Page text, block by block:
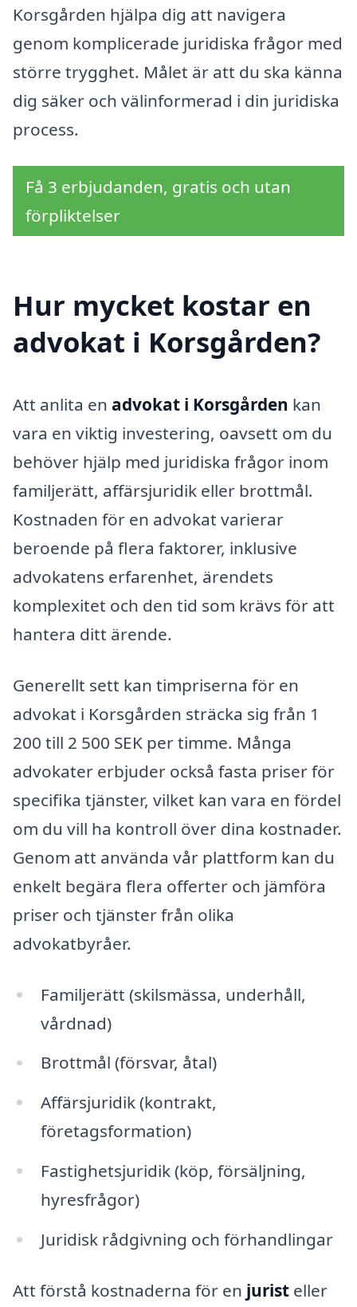
Korsgården hjälpa dig att navigera
genom komplicerade juridiska frågor med
större trygghet. Målet är att du ska känna
dig säker och välinformerad i din juridiska
process.
Få 3 erbjudanden, gratis och utan
förpliktelser
Hur mycket kostar en
advokat i Korsgården?
Att anlita en advokat i Korsgården kan
vara en viktig investering, oavsett om du
behöver hjälp med juridiska frågor inom
familjerätt, affärsjuridik eller brottmål.
Kostnaden för en advokat varierar
beroende på flera faktorer, inklusive
advokatens erfarenhet, ärendets
komplexitet och den tid som krävs för att
hantera ditt ärende.
Generellt sett kan timpriserna för en
advokat i Korsgården sträcka sig från 1
200 till 2 500 SEK per timme. Många
advokater erbjuder också fasta priser för
specifika tjänster, vilket kan vara en fördel
om du vill ha kontroll över dina kostnader.
Genom att använda vår plattform kan du
enkelt begära flera offerter och jämföra
priser och tjänster från olika
advokatbyråer.
Familjerätt (skilsmässa, underhåll,
vårdnad)
Brottmål (försvar, åtal)
Affärsjuridik (kontrakt,
företagsformation)
Fastighetsjuridik (köp, försäljning,
hyresfrågor)
Juridisk rådgivning och förhandlingar
Att förstå kostnaderna för en jurist eller